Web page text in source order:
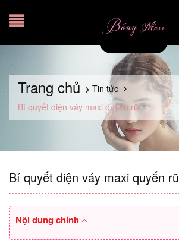
Trang chủ
Tin tức
Bí quyết diện váy maxi quyến rũ
Bí quyết diện váy maxi quyến rũ
Nội dung chính